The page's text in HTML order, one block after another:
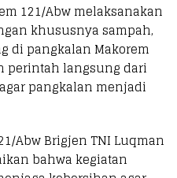
121/Abw melaksanakan
khususnya sampah,
di pangkalan Makorem
perintah langsung dari
pangkalan menjadi
Abw Brigjen TNI Luqman
bahwa kegiatan